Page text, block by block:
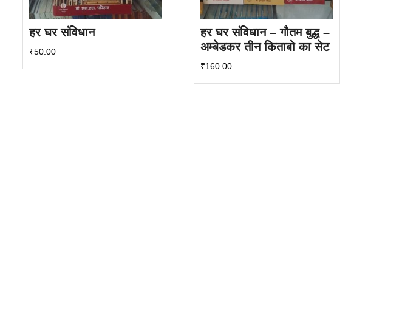
हर घर संविधान
₹50.00
हर घर संविधान – गौतम बुद्ध –
अम्बेडकर तीन किताबो का सेट
₹160.00